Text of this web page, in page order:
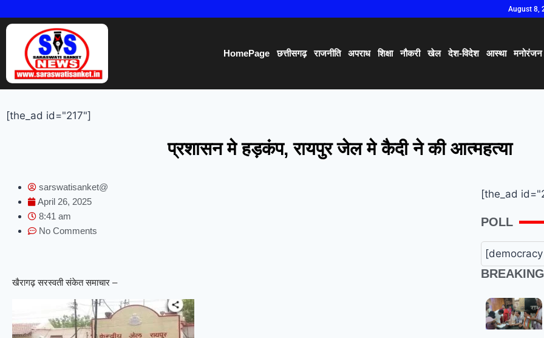
August 8,
HomePage छत्तीसगढ़ राजनीति अपराध शिक्षा नौकरी खेल देश-विदेश आस्था मनोरंजन
[the_ad id="217"]
प्रशासन मे हड़कंप, रायपुर जेल मे कैदी ने की आत्महत्या
sarswatisanket@
April 26, 2025
8:41 am
No Comments
खैरागढ़ सरस्वती संकेत समाचार –
[the_ad
POLL